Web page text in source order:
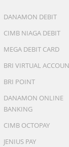
mundur,
DANAMON DEBIT
CIMB NIAGA DEBIT
MEGA DEBIT CARD
BRI VIRTUAL
BRI POINT
DANAMON ONLINE
BANKING
CIMB OCTOPAY
JENIUS PAY